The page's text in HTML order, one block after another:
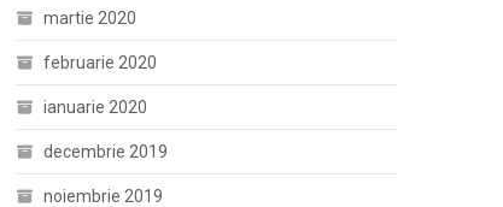
martie 2020
februarie 2020
ianuarie 2020
decembrie 2019
noiembrie 2019